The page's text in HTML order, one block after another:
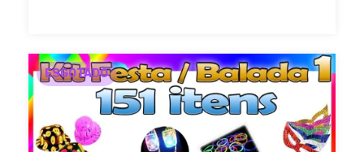
ESGOTADO